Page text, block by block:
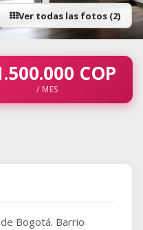
Ver todas las fotos (2)
COP
/ MES
Bogotá. Barrio